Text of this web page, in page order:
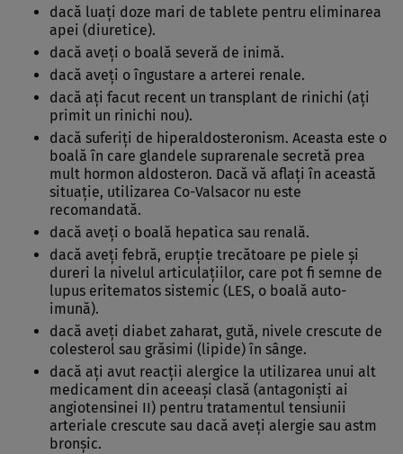
dacă luaţi doze mari de tablete pentru eliminarea
apei (diuretice).
dacă aveţi o boală severă de inimă.
dacă aveţi o îngustare a arterei renale.
dacă aţi facut recent un transplant de rinichi (aţi
primit un rinichi nou).
dacă suferiţi de hiperaldosteronism. Aceasta este o
boală în care glandele suprarenale secretă prea
mult hormon aldosteron. Dacă vă aflaţi în această
situaţie, utilizarea Co-Valsacor nu este
recomandată.
dacă aveţi o boală hepatica sau renală.
dacă aveţi febră, erupţie trecătoare pe piele şi
dureri la nivelul articulaţiilor, care pot fi semne de
lupus eritematos sistemic (LES, o boală auto-
imună).
dacă aveţi diabet zaharat, gută, nivele crescute de
colesterol sau grăsimi (lipide) în sânge.
dacă aţi avut reacţii alergice la utilizarea unui alt
medicament din aceeaşi clasă (antagonişti ai
angiotensinei II) pentru tratamentul tensiunii
arteriale crescute sau dacă aveţi alergie sau astm
bronşic.